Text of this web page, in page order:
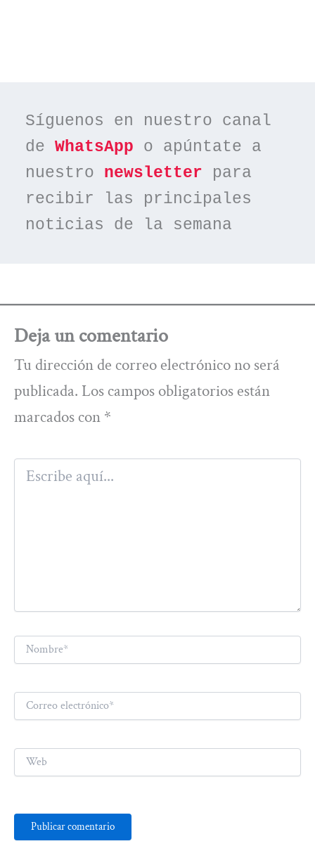
Síguenos en nuestro canal
de WhatsApp o apúntate a
nuestro newsletter para
recibir las principales
noticias de la semana
Deja un comentario
Tu dirección de correo electrónico no será
publicada. Los campos obligatorios están
marcados con *
Escribe
aquí...
Nombre*
Correo
electrónico*
Web